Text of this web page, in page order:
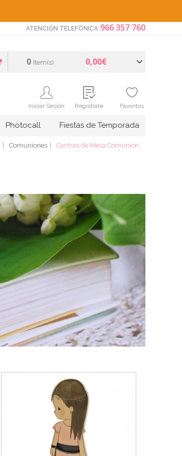
ATENCIÓN TELEFÓNICA 966 357 760
0 Item(s) 0,00€
Iniciar Sesión Regístrate Favoritos
Photocall Fiestas de Temporada
Comuniones Centros de Mesa Comunión